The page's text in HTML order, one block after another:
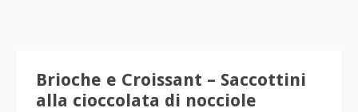
Brioche e Croissant – Saccottini
alla cioccolata di nocciole